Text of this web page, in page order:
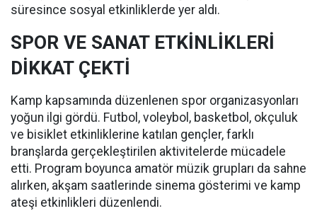
süresince sosyal etkinliklerde yer aldı.
SPOR VE SANAT ETKİNLİKLERİ
DİKKAT ÇEKTİ
Kamp kapsamında düzenlenen spor organizasyonları
yoğun ilgi gördü. Futbol, voleybol, basketbol, okçuluk
ve bisiklet etkinliklerine katılan gençler, farklı
branşlarda gerçekleştirilen aktivitelerde mücadele
etti. Program boyunca amatör müzik grupları da sahne
alırken, akşam saatlerinde sinema gösterimi ve kamp
ateşi etkinlikleri düzenlendi.